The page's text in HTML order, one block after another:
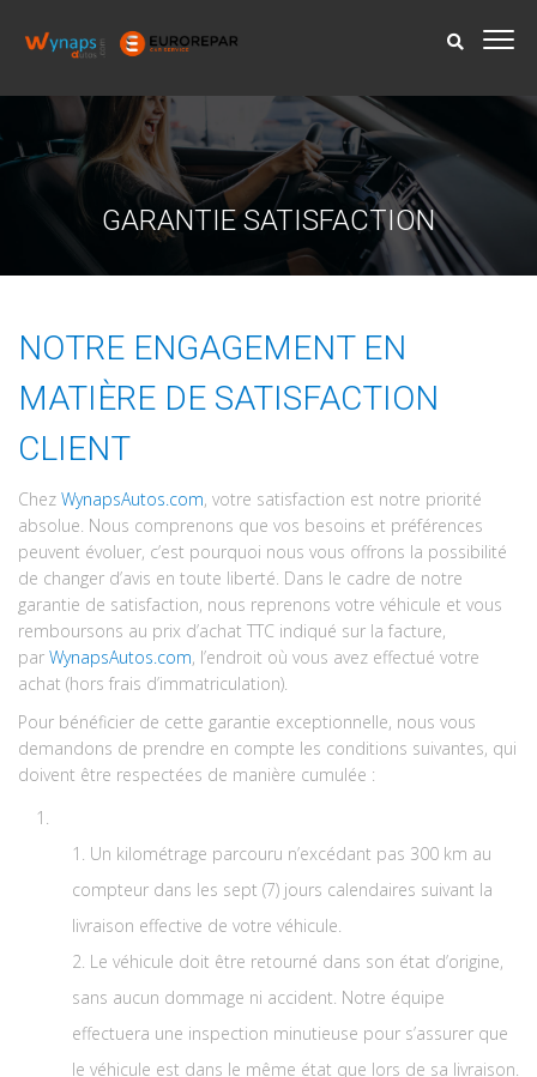
GARANTIE SATISFACTION
NOTRE ENGAGEMENT EN
MATIÈRE DE SATISFACTION
CLIENT
Chez WynapsAutos.com, votre satisfaction est notre priorité
absolue. Nous comprenons que vos besoins et préférences
peuvent évoluer, c’est pourquoi nous vous offrons la possibilité
de changer d’avis en toute liberté. Dans le cadre de notre
garantie de satisfaction, nous reprenons votre véhicule et vous
remboursons au prix d’achat TTC indiqué sur la facture,
par WynapsAutos.com, l’endroit où vous avez effectué votre
achat (hors frais d’immatriculation).
Pour bénéficier de cette garantie exceptionnelle, nous vous
demandons de prendre en compte les conditions suivantes, qui
doivent être respectées de manière cumulée :
Un kilométrage parcouru n’excédant pas 300 km au
compteur dans les sept (7) jours calendaires suivant la
livraison effective de votre véhicule.
Le véhicule doit être retourné dans son état d’origine,
sans aucun dommage ni accident. Notre équipe
effectuera une inspection minutieuse pour s’assurer que
le véhicule est dans le même état que lors de sa livraison.